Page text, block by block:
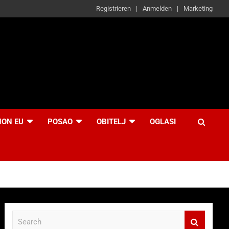
Registrieren Anmelden Marketing
EU POSAO OBITELJ OGLASI